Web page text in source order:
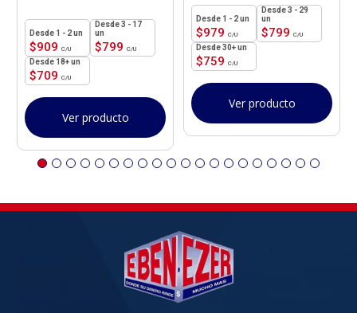
$909
1 - 2un
$799
3 - 17
un
$709
18+ un
Ver producto
$979
1 - 2un
$799
3 - 29
un
$759
30+ un
Ver producto